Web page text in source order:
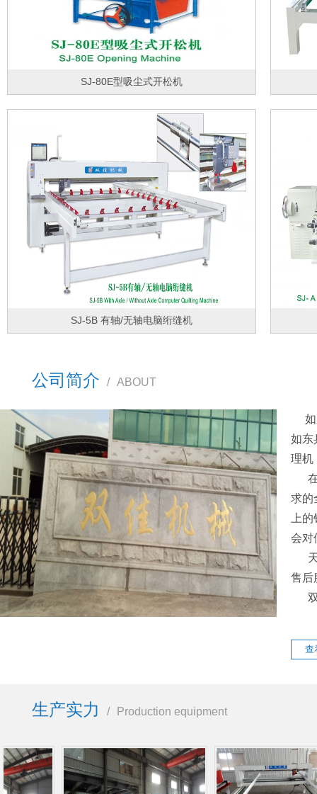
SJ-80E型吸尘式开松机
SJ-5B 有轴/无轴电脑绗缝机
公司简介 / ABOUT
如
如东
理机
在
求的
上
会对
售后
双
查
生产实力 / Production equipment